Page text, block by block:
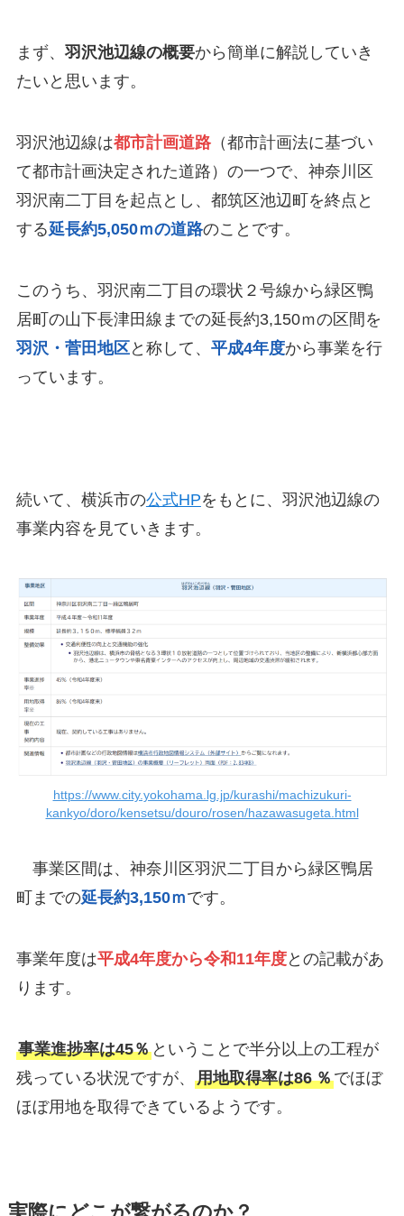
まず、 羽沢池辺線の概要から簡単に解説していき
たいと思います。
羽沢池辺線は都市計画道路（都市計画法に基づい
て都市計画決定された道路）の一つで、 神奈川区
羽沢南二丁目 を起点とし、 都筑区池辺町 を終点と
する延長約5,050ｍの道路のことです。
このうち、羽沢南二丁目の環状２号線から緑区鴨
居町の山下長津田線 までの延長約3,150ｍの区間を
羽沢・菅田地区と称して、 平成4年度から事業を行
っています。
続いて、横浜市の公式HPをもとに、羽沢池辺線の
事業内容を見ていきます。
https://www.city.yokohama.lg.jp/kurashi/machizukuri-
kankyo/doro/kensetsu/douro/rosen/hazawasugeta.html
事業区間は、神奈川区羽沢二丁目から緑区鴨居
町までの延長約3,150ｍです。
事業年度は平成4年度から令和11年度との記載があ
ります。
事業進捗率は45％ということで半分以上の工程が
残っている状況ですが、 用地取得率は86 ％でほぼ
ほぼ用地を取得できているようです。